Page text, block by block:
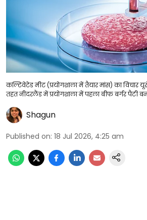
कल्टिवेटेड मीट (प्रयोगशाला में तैयार मांस) का विचार
तहत नीदरलैंड में प्रयोगशाला में पहला बीफ बर्गर पैटी
Shagun
Published on: 18 Jul 2026, 4:25 am